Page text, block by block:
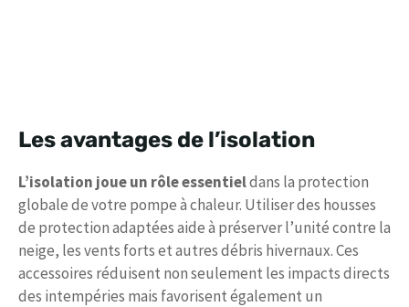
Les avantages de l’isolation
L’isolation joue un rôle essentieldans la protection
globale de votre pompe à chaleur. Utiliser des housses
de protection adaptées aide à préserver l’unité contre la
neige, les vents forts et autres débris hivernaux. Ces
accessoires réduisent non seulement les impacts directs
des intempéries mais favorisent également un